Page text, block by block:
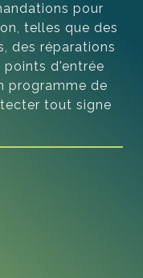
pour
telles que des
des réparations
d'entrée
programme de
tout signe